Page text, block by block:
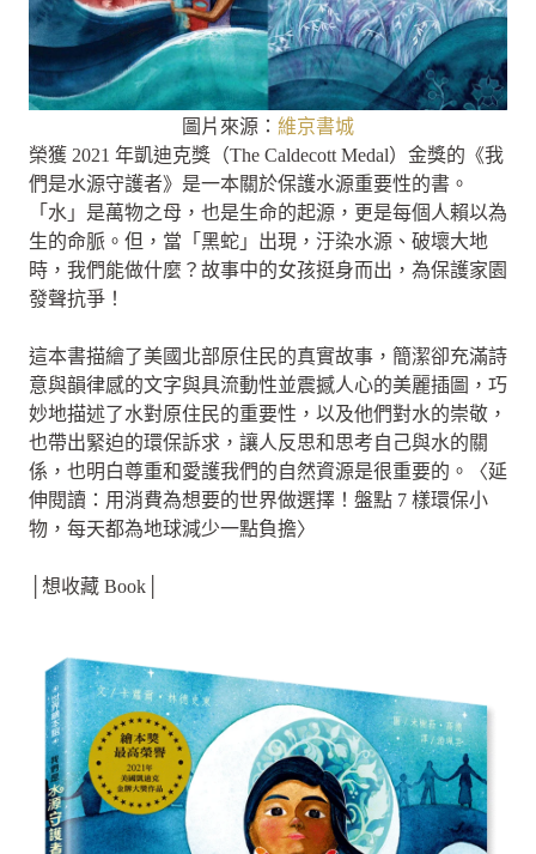
圖片來源： 維京書城
榮獲 2021 年凱迪克獎（The Caldecott Medal）金獎的《我
們是水源守護者》是一本關於保護水源重要性的書。
「水」是萬物之母，也是生命的起源，更是每個人賴以為
生的命脈。但，當「黑蛇」出現，汙染水源、破壞大地
時，我們能做什麼？故事中的女孩挺身而出，為保護家園
發聲抗爭！
這本書描繪了美國北部原住民的真實故事，簡潔卻充滿詩
意與韻律感的文字與具流動性並震撼人心的美麗插圖，巧
妙地描述了水對原住民的重要性，以及他們對水的崇敬，
也帶出緊迫的環保訴求，讓人反思和思考自己與水的關
係，也明白尊重和愛護我們的自然資源是很重要的。〈延
伸閱讀：用消費為想要的世界做選擇！盤點 7 樣環保小
物，每天都為地球減少一點負擔〉
│想收藏 Book│